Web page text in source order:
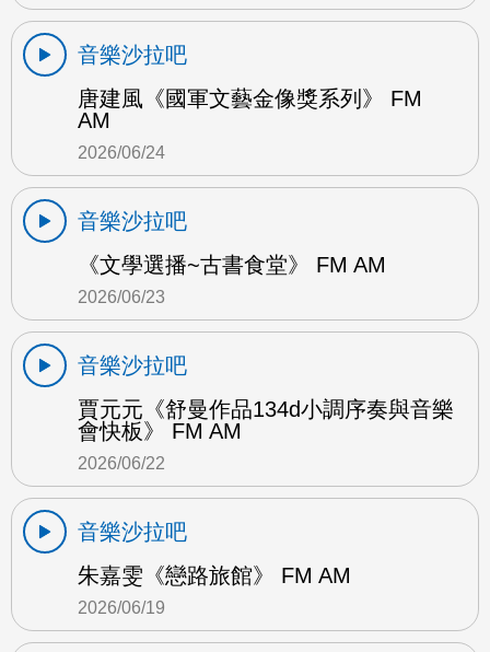
音樂沙拉吧
唐建風《國軍文藝金像獎系列》 FM
AM
2026/06/24
音樂沙拉吧
《文學選播~古書食堂》 FM AM
2026/06/23
音樂沙拉吧
賈元元《舒曼作品134d小調序奏與音樂
會快板》 FM AM
2026/06/22
音樂沙拉吧
朱嘉雯《戀路旅館》 FM AM
2026/06/19